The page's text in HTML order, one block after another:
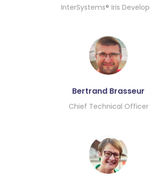
InterSystems® Iris
Bertrand Brasseur
Chief Technical Officer